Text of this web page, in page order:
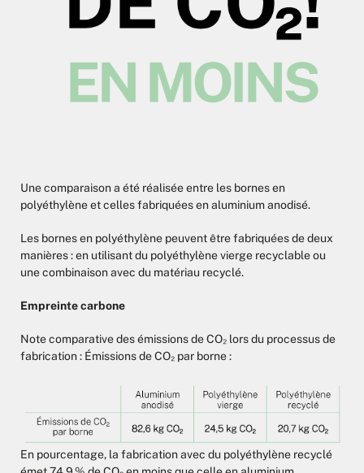
Une comparaison a été réalisée entre les bornes en
polyéthylène et celles fabriquées en aluminium anodisé.
Les bornes en polyéthylène peuvent être fabriquées de deux
manières : en utilisant du polyéthylène vierge recyclable ou
une combinaison avec du matériau recyclé.
Empreinte carbone
Note comparative des émissions de CO₂ lors du processus de
fabrication : Émissions de CO₂ par borne :
En pourcentage, la fabrication avec du polyéthylène recyclé